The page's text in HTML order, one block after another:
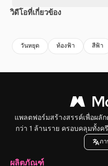
วิดีโอที่เกี่ยวข้อง
วันหยุด ท้องฟ้า สีฟ้า
แพลตฟอร์มสร้างสรรค์เพื่อผ
กว่า 1 ล้านราย ครอบคลุมทั้งค
ภา
ผลิตภัณฑ์